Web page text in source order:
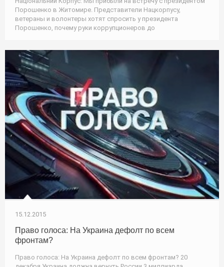
Порошенко в Житомире. Представители Нацкорпусу,
ветераны и волонтеры хотят спросить у президента
Порошенко, почему руки коррупционеров до
15.12.2015
Право голоса: На Украина дефолт по всем
фронтам?
Право голоса: На Украина дефолт по всем фронтам? 20